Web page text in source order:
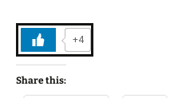
+4
Share this: